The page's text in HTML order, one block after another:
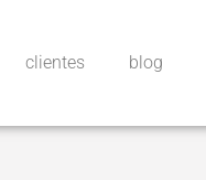
clientes blog